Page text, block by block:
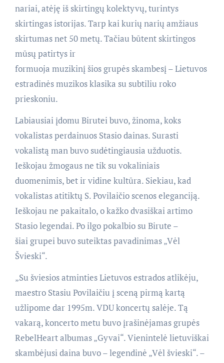
nariai, atėję iš skirtingų kolektyvų, turintys
skirtingas istorijas. Tarp kai kurių narių amžiaus
skirtumas net 50 metų. Tačiau būtent skirtingos
mūsų patirtys ir
formuoja muzikinį šios grupės skambesį – Lietuvos
estradinės muzikos klasika su subtiliu roko
prieskoniu.
Labiausiai įdomu Birutei buvo, žinoma, koks
vokalistas perdainuos Stasio dainas. Surasti
vokalistą man buvo sudėtingiausia užduotis.
Ieškojau žmogaus ne tik su vokaliniais
duomenimis, bet ir vidine kultūra. Siekiau, kad
vokalistas atitiktų S. Povilaičio scenos eleganciją.
Ieškojau ne pakaitalo, o kažko dvasiškai artimo
Stasio legendai. Po ilgo pokalbio su Birute –
šiai grupei buvo suteiktas pavadinimas „Vėl
Švieski“.
„Su šviesios atminties Lietuvos estrados atlikėju,
maestro Stasiu Povilaičiu į sceną pirmą kartą
užlipome dar 1995m. VDU koncertų salėje. Tą
vakarą, koncerto metu buvo įrašinėjamas grupės
RebelHeart albumas „Gyvai“. Vienintelė lietuviškai
skambėjusi daina buvo – legendinė „Vėl švieski“. –